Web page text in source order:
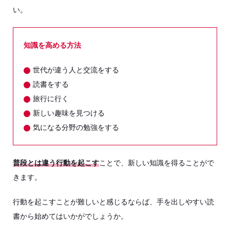
い。
知識を高める方法
世代が違う人と交流をする
読書をする
旅行に行く
新しい趣味を見つける
気になる分野の勉強をする
普段とは違う行動を起こすことで、新しい知識を得ることがで
きます。
行動を起こすことが難しいと感じるならば、手を出しやすい読
書から始めてはいかがでしょうか。